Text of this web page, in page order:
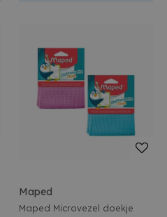
Maped
Maped Microvezel doekje